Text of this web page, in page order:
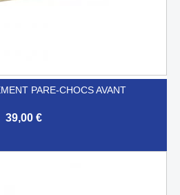
PARE-CHOCS AVANT
39,00 €